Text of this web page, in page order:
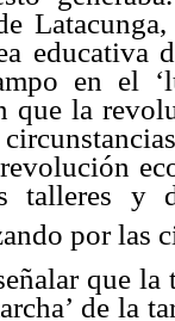
educativa
en el
que la
talleres y
por las
que
de la